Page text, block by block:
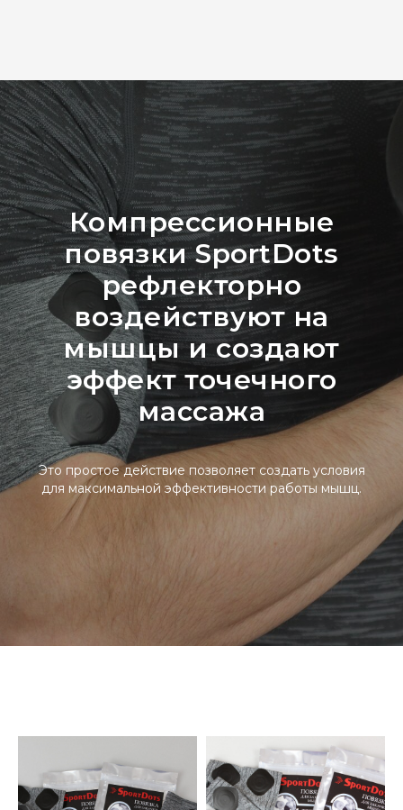
Компрессионные
повязки SportDots
рефлекторно
воздействуют на
мышцы и создают
эффект точечного
массажа
Это простое действие позволяет создать условия
для максимальной эффективности работы мышц.